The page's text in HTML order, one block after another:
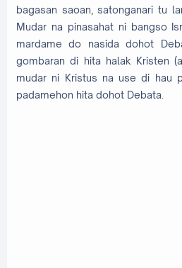
bagasan saoan, satonganari tu
Mudar na pinasahat ni bangso
mardame do nasida dohot
gombaran di hita halak Kristen
mudar ni Kristus na use di hau
padamehon hita dohot Debata.